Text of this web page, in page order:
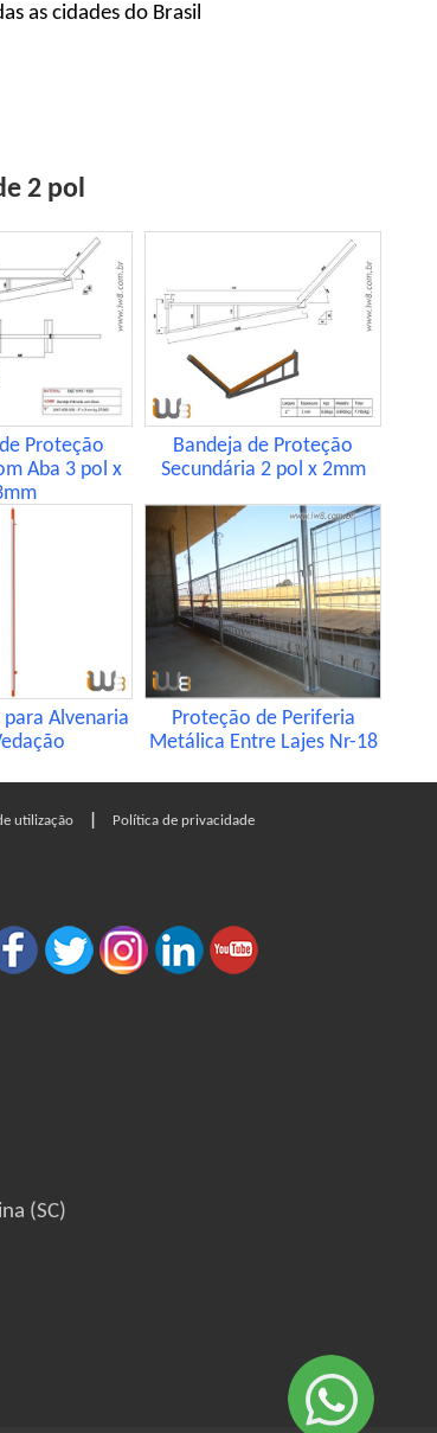
as cidades do Brasil
2 pol
Proteção
Aba 3 pol x
Bandeja de Proteção
Secundária 2 pol x 2mm
Alvenaria
Proteção de Periferia
Metálica Entre Lajes Nr-18
utilização Política de privacidade
(SC)